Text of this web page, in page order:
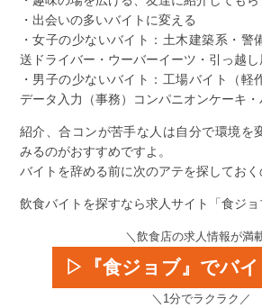
・出会いの多いバイトに変える
・女子の少ないバイト：土木建築系・警
送ドライバー・ウーバーイーツ・引っ越し
・男子の少ないバイト：工場バイト（軽
データ入力（事務）コンパニオンケーキ
紹介、合コンが苦手な人は自分で環境を
みるのがおすすめですよ。
バイトを辞める前に次のアテを探しておく
飲食バイトを探すなら求人サイト「食ジョ
＼飲食店の求人情報が満
▷『食ジョブ』でバ
＼1分でラクラク／